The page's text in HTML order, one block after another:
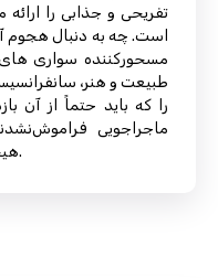
تفریحی و جذابی را
است. چه به دنبال هجوم
مسحورکننده سواری های
طبیعت و هنر،
را که باید حتماً از آن
ماجراجویی
هیجان و همه افراد در این بین می‌دهد.